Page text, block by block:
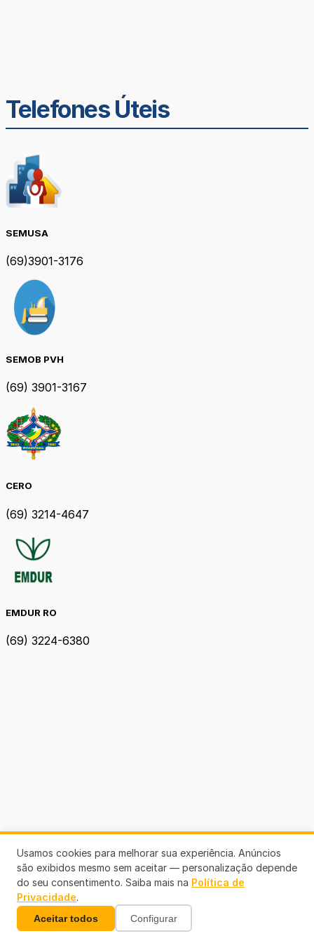
Telefones Úteis
SEMUSA
(69)3901-3176
SEMOB PVH
(69) 3901-3167
CERO
(69) 3214-4647
EMDUR RO
(69) 3224-6380
Usamos cookies para melhorar sua experiência. Anúncios
são exibidos mesmo sem aceitar — personalização depende
do seu consentimento. Saiba mais na Política de
Privacidade.
Aceitar todos Configurar